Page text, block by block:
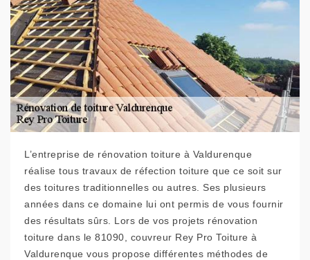
L’entreprise de rénovation toiture à Valdurenque
réalise tous travaux de réfection toiture que ce soit sur
des toitures traditionnelles ou autres. Ses plusieurs
années dans ce domaine lui ont permis de vous fournir
des résultats sûrs. Lors de vos projets rénovation
toiture dans le 81090, couvreur Rey Pro Toiture à
Valdurenque vous propose différentes méthodes de